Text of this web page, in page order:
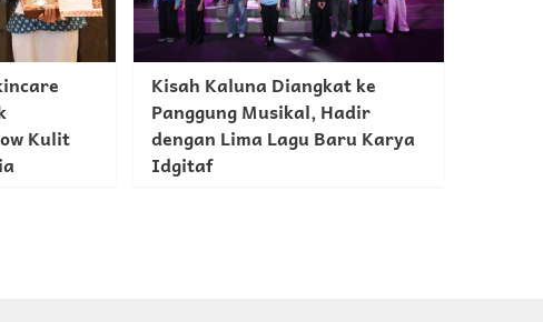
Kulit
Kisah Kaluna Diangkat ke
Panggung Musikal, Hadir
dengan Lima Lagu Baru Karya
Idgitaf